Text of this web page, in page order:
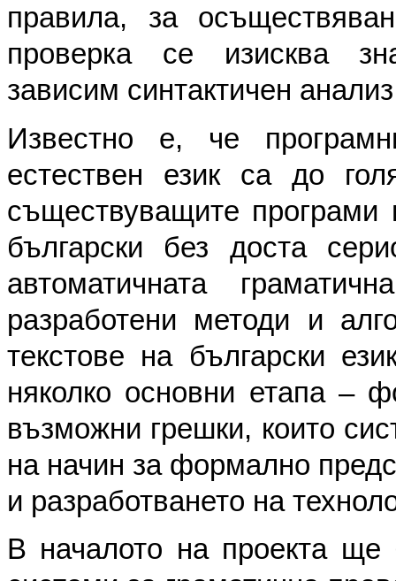
правила, за
проверка се изисква
зависим синтактичен
Известно е, че
естествен език са до
съществуващите програми
български без доста
автоматичната
разработени методи и
текстове на български
няколко основни етапа –
възможни грешки, които
на начин за формално
и разработването на
В началото на проекта ще